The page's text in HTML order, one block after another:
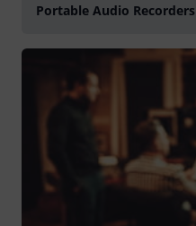
Portable Audio Recorders